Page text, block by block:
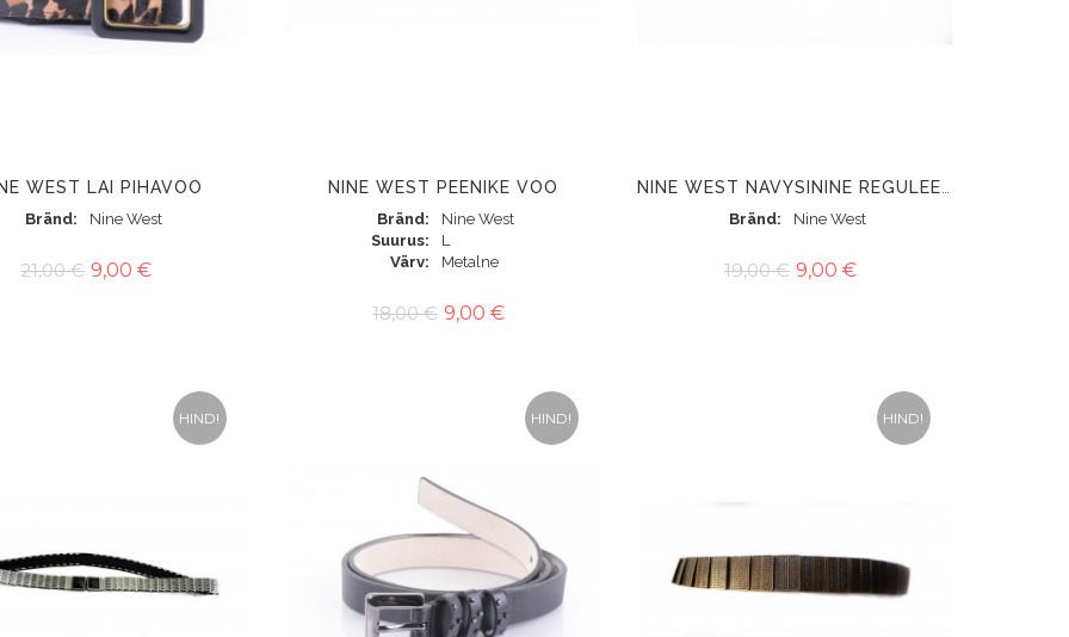
WEST LAI PIHAVÖÖ
Bränd Nine West
21,00 € 9,00 €
NINE WEST PEENIKE VÖÖ
Bränd
Nine West
Suurus
L
Värv
Metalne
18,00 € 9,00 €
Bränd
Nine West
19,00 € 9,00 €
HIND! HIND! HIND!